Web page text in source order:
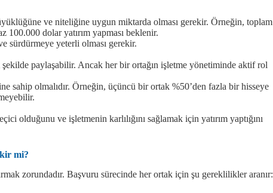
ve niteliğine uygun miktarda olması gerekir. Örneğin, toplam
100.000 dolar yatırım yapması beklenir.
sürdürmeye yeterli olması gerekir.
paylaşabilir. Ancak her bir ortağın işletme yönetiminde aktif rol
sahip olmalıdır. Örneğin, üçüncü bir ortak %50’den fazla bir hisseye
olduğunu ve işletmenin karlılığını sağlamak için yatırım yaptığını
mi?
zorundadır. Başvuru sürecinde her ortak için şu gereklilikler aranır: